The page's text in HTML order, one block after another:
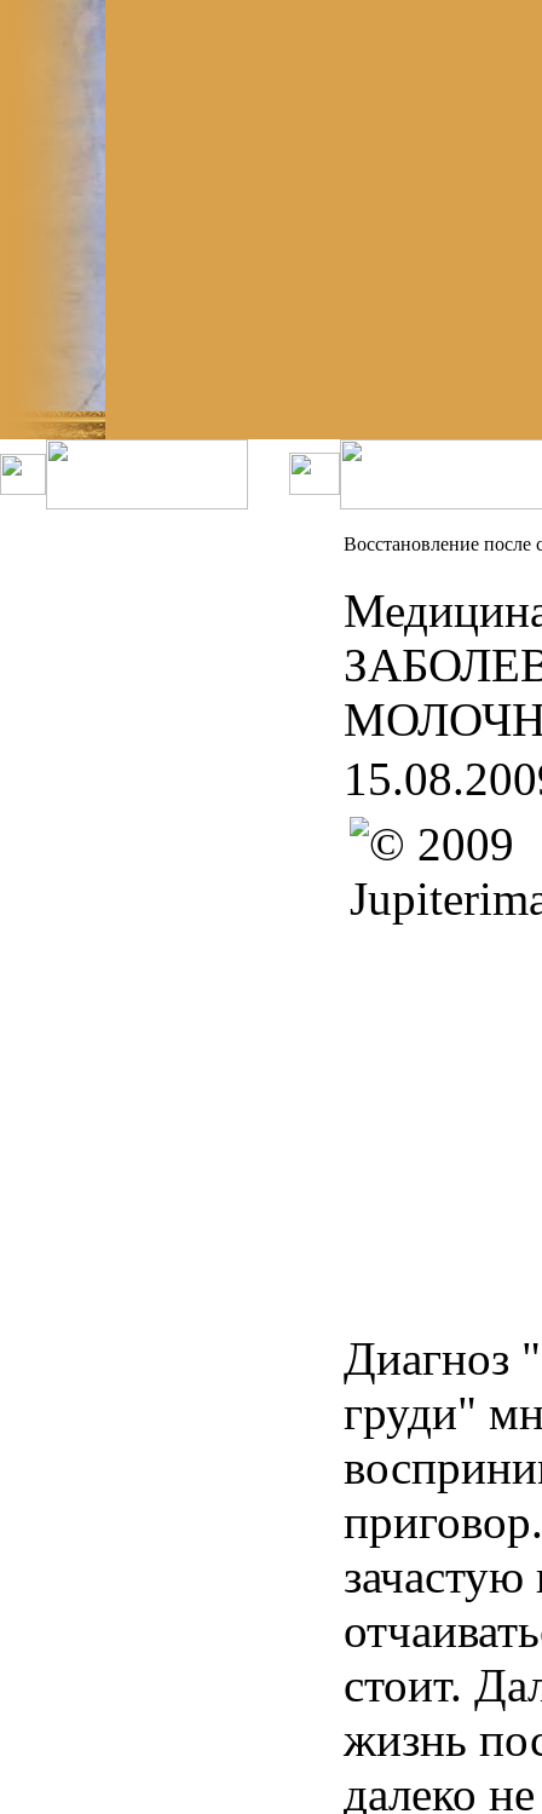
Восстановление после
Диагноз
груди"
стоит.
жизнь
далеко не